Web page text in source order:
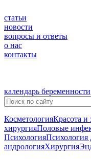
статьи
новости
вопросы и ответы
о нас
контакты
календарь беременности
КосметологияКрасота и
хирургияПоловые
Психология
андрологияХирургия